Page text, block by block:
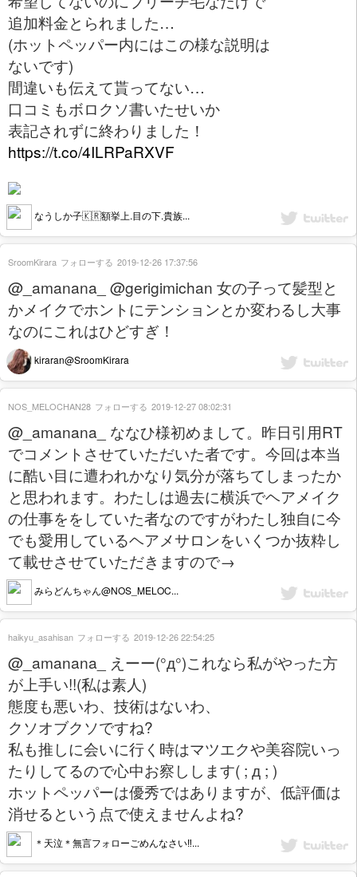
追加料金とられました…
(ホットペッパー内にはこの様な説明は
ないです)
間違いも伝えて貰ってない…
口コミもボロクソ書いたせいか
表記されずに終わりました！
https://t.co/4ILRPaRXVF
なうしか子🇰🇷額挙上.目の下.貴族...
@_amanana_ @gerigimichan 女の子って髪型と
かメイクでホントにテンションとか変わるし大事
なのにこれはひどすぎ！
kiraran@SroomKirara
SroomKirara フォローする 2019-12-26 17:37:56
@_amanana_ ななひ様初めまして。昨日引用RT
でコメントさせていただいた者です。今回は本当
に酷い目に遭われかなり気分が落ちてしまったか
と思われます。わたしは過去に横浜でヘアメイク
の仕事ををしていた者なのですがわたし独自に今
でも愛用しているヘアメサロンをいくつか抜粋し
て載せさせていただきますので→
みらどんちゃん@NOS_MELOC...
NOS_MELOCHAN28 フォローする 2019-12-27 08:02:31
@_amanana_ えーー(°д°)これなら私がやった方
が上手い!!(私は素人)
態度も悪いわ、技術はないわ、
クソオブクソですね?
私も推しに会いに行く時はマツエクや美容院いっ
たりしてるので心中お察しします( ; д ; )
ホットペッパーは優秀ではありますが、低評価は
消せるという点で使えませんよね?
＊天泣＊無言フォローごめんなさい‼...
haikyu_asahisan フォローする 2019-12-26 22:54:25